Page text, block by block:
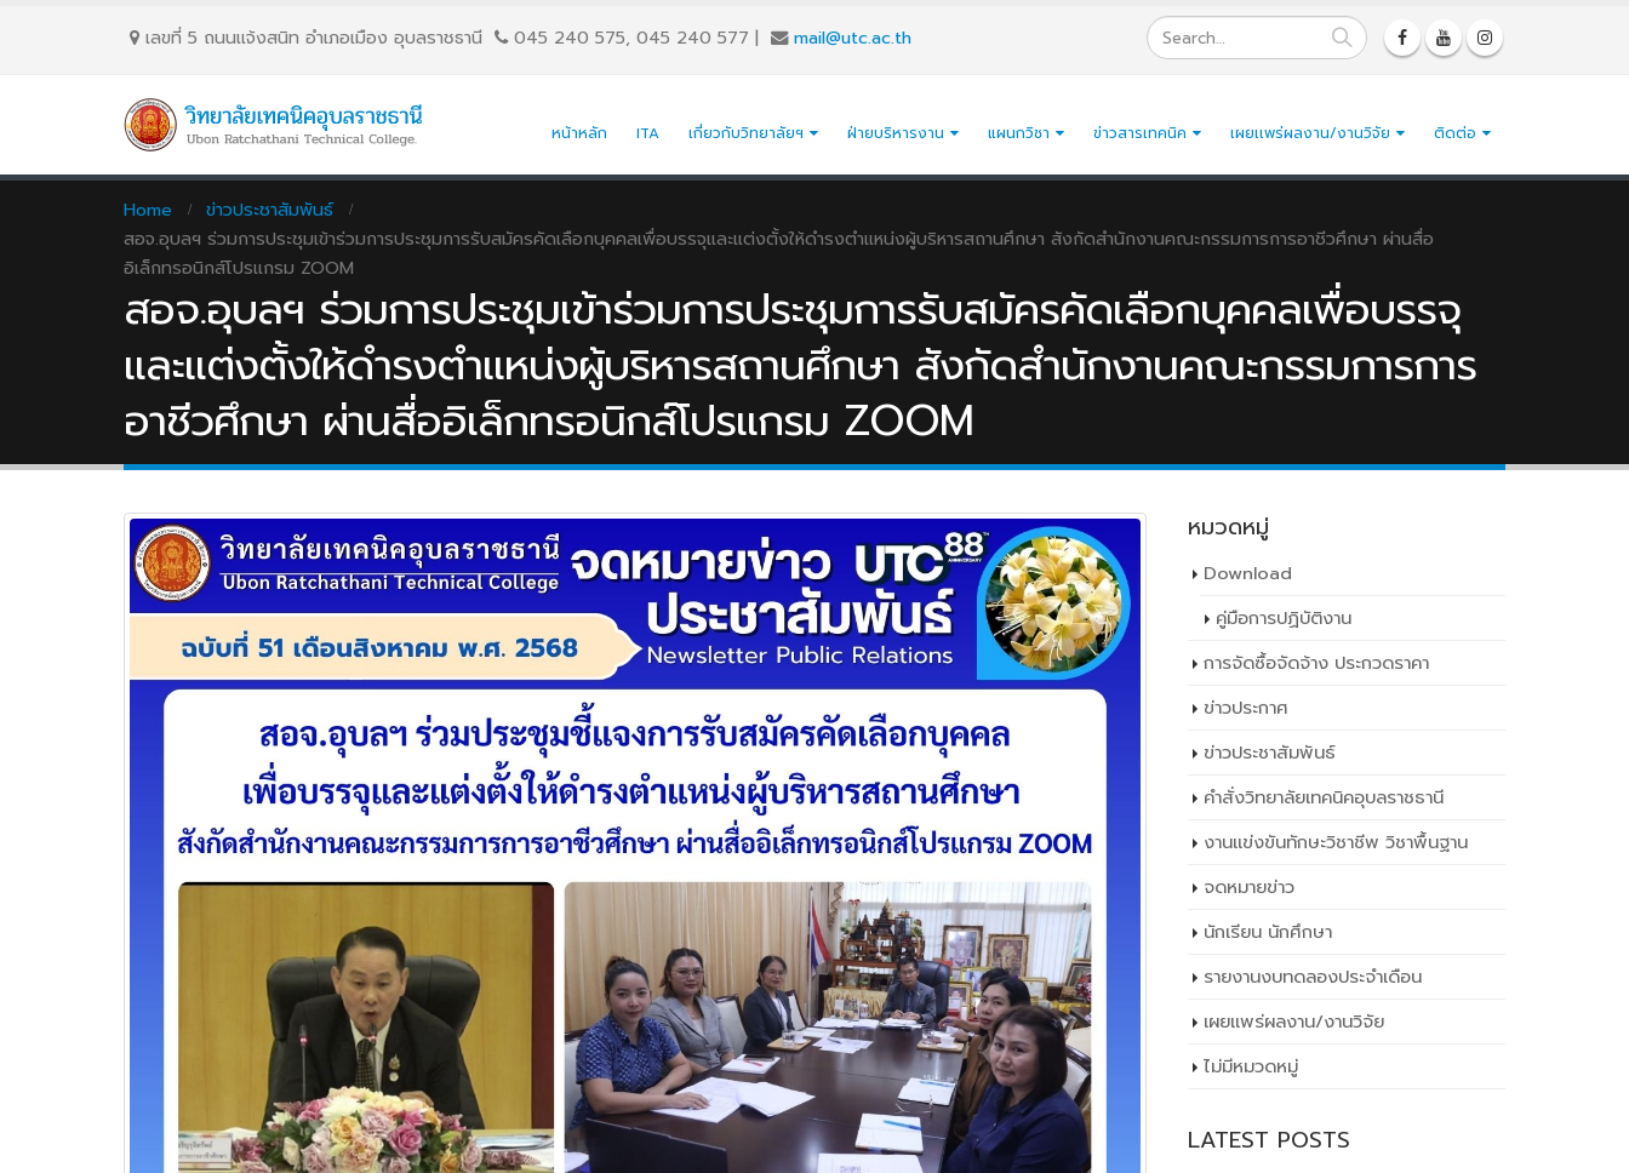
เลขที่ 5 ถนนเเจ้งสนิท อำเภอเมือง อุบลราชธานี 045 240 575, 045 240 577 | mail@utc.ac.th
หน้าหลัก ITA เกี่ยวกับวิทยาลัยฯ ฝ่ายบริหารงาน แผนกวิชา ข่าวสารเทคนิค เผยเเพร่ผลงาน/งานวิจัย ติดต่อ
Home
ข่าวประชาสัมพันธ์
สอจ.อุบลฯ ร่วมการประชุมเข้าร่วมการประชุมการรับสมัครคัดเลือกบุคคลเพื่อบรรจุและแต่งตั้งให้ดำรงตำแหน่งผู้บริหารสถานศึกษา สังกัดสำนักงานคณะกรรมการการอาชีวศึกษา ผ่านสื่อ
อิเล็กทรอนิกส์โปรแกรม ZOOM
สอจ.อุบลฯ ร่วมการประชุมเข้าร่วมการประชุมการรับสมัครคัดเลือกบุคคลเพื่อบรรจุ
และแต่งตั้งให้ดำรงตำแหน่งผู้บริหารสถานศึกษา สังกัดสำนักงานคณะกรรมการการ
อาชีวศึกษา ผ่านสื่ออิเล็กทรอนิกส์โปรแกรม ZOOM
หมวดหมู่
Download
คู่มือการปฏิบัติงาน
การจัดซื้อจัดจ้าง ประกวดราคา
ข่าวประกาศ
ข่าวประชาสัมพันธ์
คำสั่งวิทยาลัยเทคนิคอุบลราชธานี
งานแข่งขันทักษะวิชาชีพ วิชาพื้นฐาน
จดหมายข่าว
นักเรียน นักศึกษา
รายงานงบทดลองประจำเดือน
เผยเเพร่ผลงาน/งานวิจัย
ไม่มีหมวดหมู่
LATEST POSTS